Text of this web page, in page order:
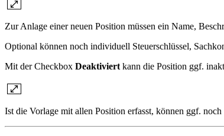
Zur Anlage einer neuen Position müssen ein Name,
Optional können noch individuell Steuerschlüssel,
Mit der Checkbox Deaktiviertkann die Position ggf.
Ist die Vorlage mit allen Position erfasst, können ggf.